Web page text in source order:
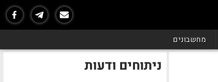
מחשבונים
ניתוחים ודעות